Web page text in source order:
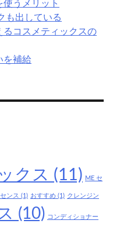
うメリット
も出している
るコスメティックスの
を補給
クス (11) ME セ
ンス (1) おすすめ (1) クレンジン
(10) コンディショナー